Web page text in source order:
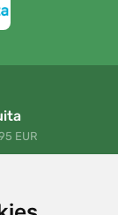
EUR
momento